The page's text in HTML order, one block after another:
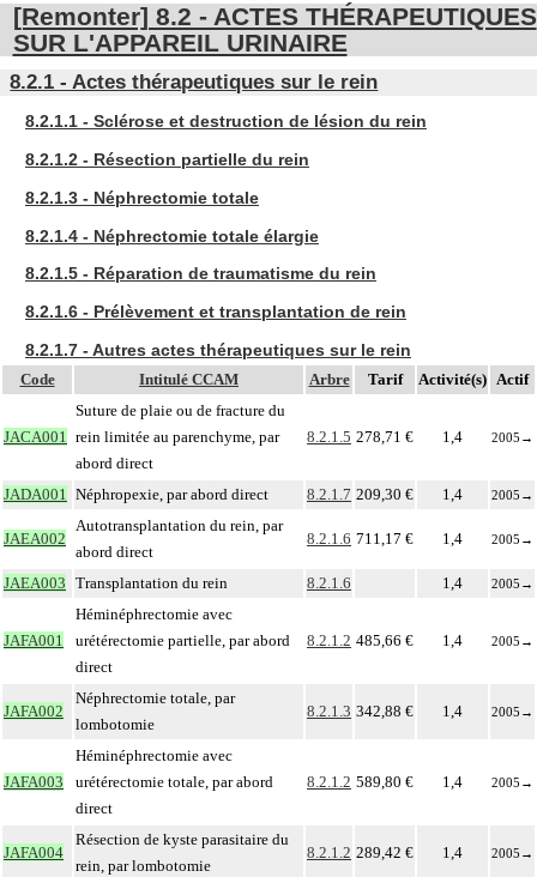
[Remonter] 8.2 - ACTES THÉRAPEUTIQUES
SUR L'APPAREIL URINAIRE
8.2.1 - Actes thérapeutiques sur le rein
8.2.1.1 - Sclérose et destruction de lésion du rein
8.2.1.2 - Résection partielle du rein
8.2.1.3 - Néphrectomie totale
8.2.1.4 - Néphrectomie totale élargie
8.2.1.5 - Réparation de traumatisme du rein
8.2.1.6 - Prélèvement et transplantation de rein
8.2.1.7 - Autres actes thérapeutiques sur le rein
Code Intitulé CCAM Arbre Tarif Activité(s) Actif
JACA001
Suture de plaie ou de fracture du
rein limitée au parenchyme, par
abord direct
8.2.1.5 278,71 € 1,4 2005 →
JADA001 Néphropexie, par abord direct 8.2.1.7 209,30 € 1,4 2005 →
JAEA002
Autotransplantation du rein, par
abord direct
8.2.1.6 711,17 € 1,4 2005 →
JAEA003 Transplantation du rein 8.2.1.6 1,4 2005 →
JAFA001
Héminéphrectomie avec
urétérectomie partielle, par abord
direct
8.2.1.2 485,66 € 1,4 2005 →
JAFA002
Néphrectomie totale, par
lombotomie
8.2.1.3 342,88 € 1,4 2005 →
JAFA003
Héminéphrectomie avec
urétérectomie totale, par abord
direct
8.2.1.2 589,80 € 1,4 2005 →
JAFA004
Résection de kyste parasitaire du
rein, par lombotomie
8.2.1.2 289,42 € 1,4 2005 →